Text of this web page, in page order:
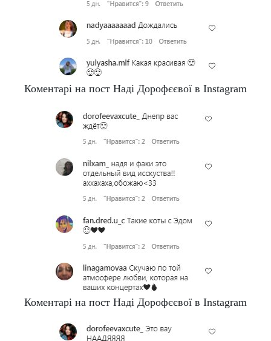
Коментарі на пост Наді Дорофєєвої в Instagram
Коментарі на пост Наді Дорофєєвої в Instagram